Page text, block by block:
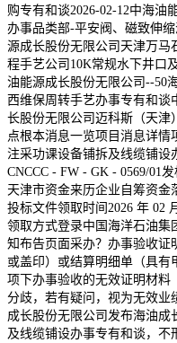
购专有和谈2026-02-12中海油
办事品类部-平安阀、磁致伸
源成长股份无限公司天津万马
程手艺公司10K常规水下井口
油能源成长股份无限公司--50
西维保周转手艺办事专有和谈
长股份无限公司迈科斯（天津
点根本消息一览项目消息详
注采功课设备铺拆及线缆铺设
CNCCC - FW - GK - 0569/01
天津市资金来历企业自筹资
投标文件领取时间2026 年 02
领取方式登录中国海洋石油集
知布告页面采办？办事验收证
或盖印）或结算明细单（具有
项下办事验收的无效证明材料
分歧，若有疑问，视为无效业
成长股份无限公司发布海油
及线缆铺设办事专有和谈，不